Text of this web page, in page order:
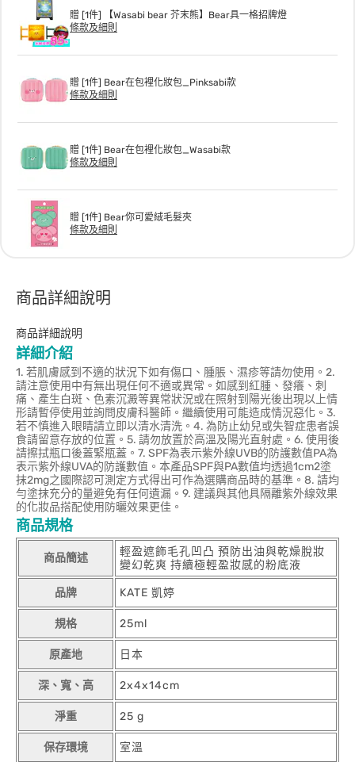
贈 [1件] 【Wasabi bear 芥末熊】Bear具一格招牌燈
條款及細則
贈 [1件] Bear在包裡化妝包_Pinksabi款
條款及細則
贈 [1件] Bear在包裡化妝包_Wasabi款
條款及細則
贈 [1件] Bear你可愛絨毛髮夾
條款及細則
商品詳細說明
商品詳細說明
詳細介紹
1. 若肌膚感到不適的狀況下如有傷口、腫脹、濕疹等請勿使用。2.
請注意使用中有無出現任何不適或異常。如感到紅腫、發癢、刺
痛、產生白斑、色素沉澱等異常狀況或在照射到陽光後出現以上情
形請暫停使用並詢問皮膚科醫師。繼續使用可能造成情況惡化。3.
若不慎進入眼睛請立即以清水清洗。4. 為防止幼兒或失智症患者誤
食請留意存放的位置。5. 請勿放置於高溫及陽光直射處。6. 使用後
請擦拭瓶口後蓋緊瓶蓋。7. SPF為表示紫外線UVB的防護數值PA為
表示紫外線UVA的防護數值。本產品SPF與PA數值均透過1cm2塗
抹2mg之國際認可測定方式得出可作為選購商品時的基準。8. 請均
勻塗抹充分的量避免有任何遺漏。9. 建議與其他具隔離紫外線效果
的化妝品搭配使用防曬效果更佳。
商品規格
商品簡述
輕盈遮飾毛孔凹凸 預防出油與乾燥脫妝
變幻乾爽 持續極輕盈妝感的粉底液
品牌 KATE 凱婷
規格 25ml
原產地 日本
深、寬、高 2x4x14cm
淨重 25 g
保存環境 室溫